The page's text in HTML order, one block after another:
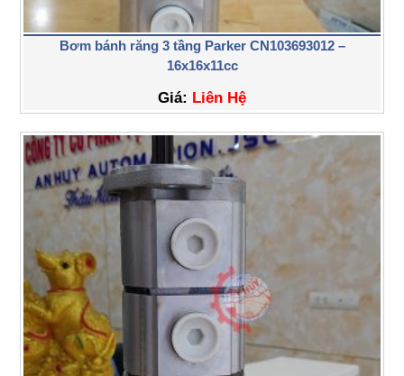
Bơm bánh răng 3 tầng Parker CN103693012 –
16x16x11cc
Giá: Liên Hệ